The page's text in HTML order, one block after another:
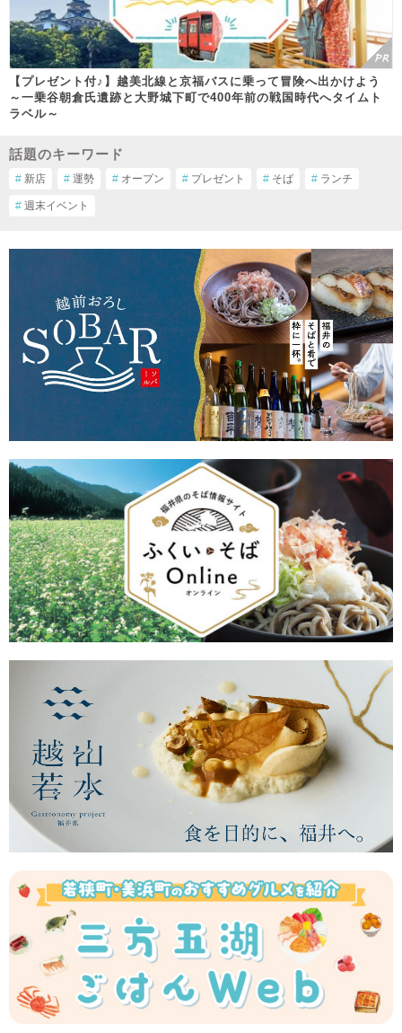
【プレゼント付♪】越美北線と京福バスに乗って冒険へ出かけよう
～一乗谷朝倉氏遺跡と大野城下町で400年前の戦国時代へタイムト
ラベル～
話題のキーワード
# 新店 # 運勢 # オープン # プレゼント # そば # ランチ
# 週末イベント